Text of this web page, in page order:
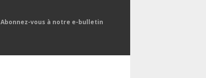
Abonnez-vous à notre e-bulletin